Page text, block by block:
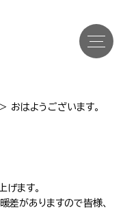
> おはようございます。
げます。
差がありますので皆様、